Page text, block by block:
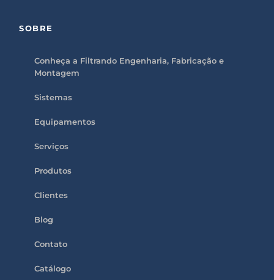
s
e
SOBRE
Conheça a Filtrando Engenharia, Fabricação e
Montagem
Sistemas
Equipamentos
Serviços
Produtos
Clientes
Blog
Contato
Catálogo